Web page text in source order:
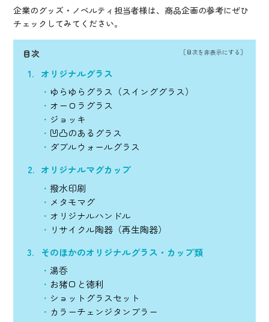
企業のグッズ・ノベルティ担当者様は、商品企画の参考にぜひ
チェックしてみてください。
目次
オリジナルグラス
ゆらゆらグラス（スインググラス）
オーロラグラス
ジョッキ
凹凸のあるグラス
ダブルウォールグラス
オリジナルマグカップ
撥水印刷
メタモマグ
オリジナルハンドル
リサイクル陶器（再生陶器）
そのほかのオリジナルグラス・カップ類
湯呑
お猪口と徳利
ショットグラスセット
カラーチェンジタンブラー